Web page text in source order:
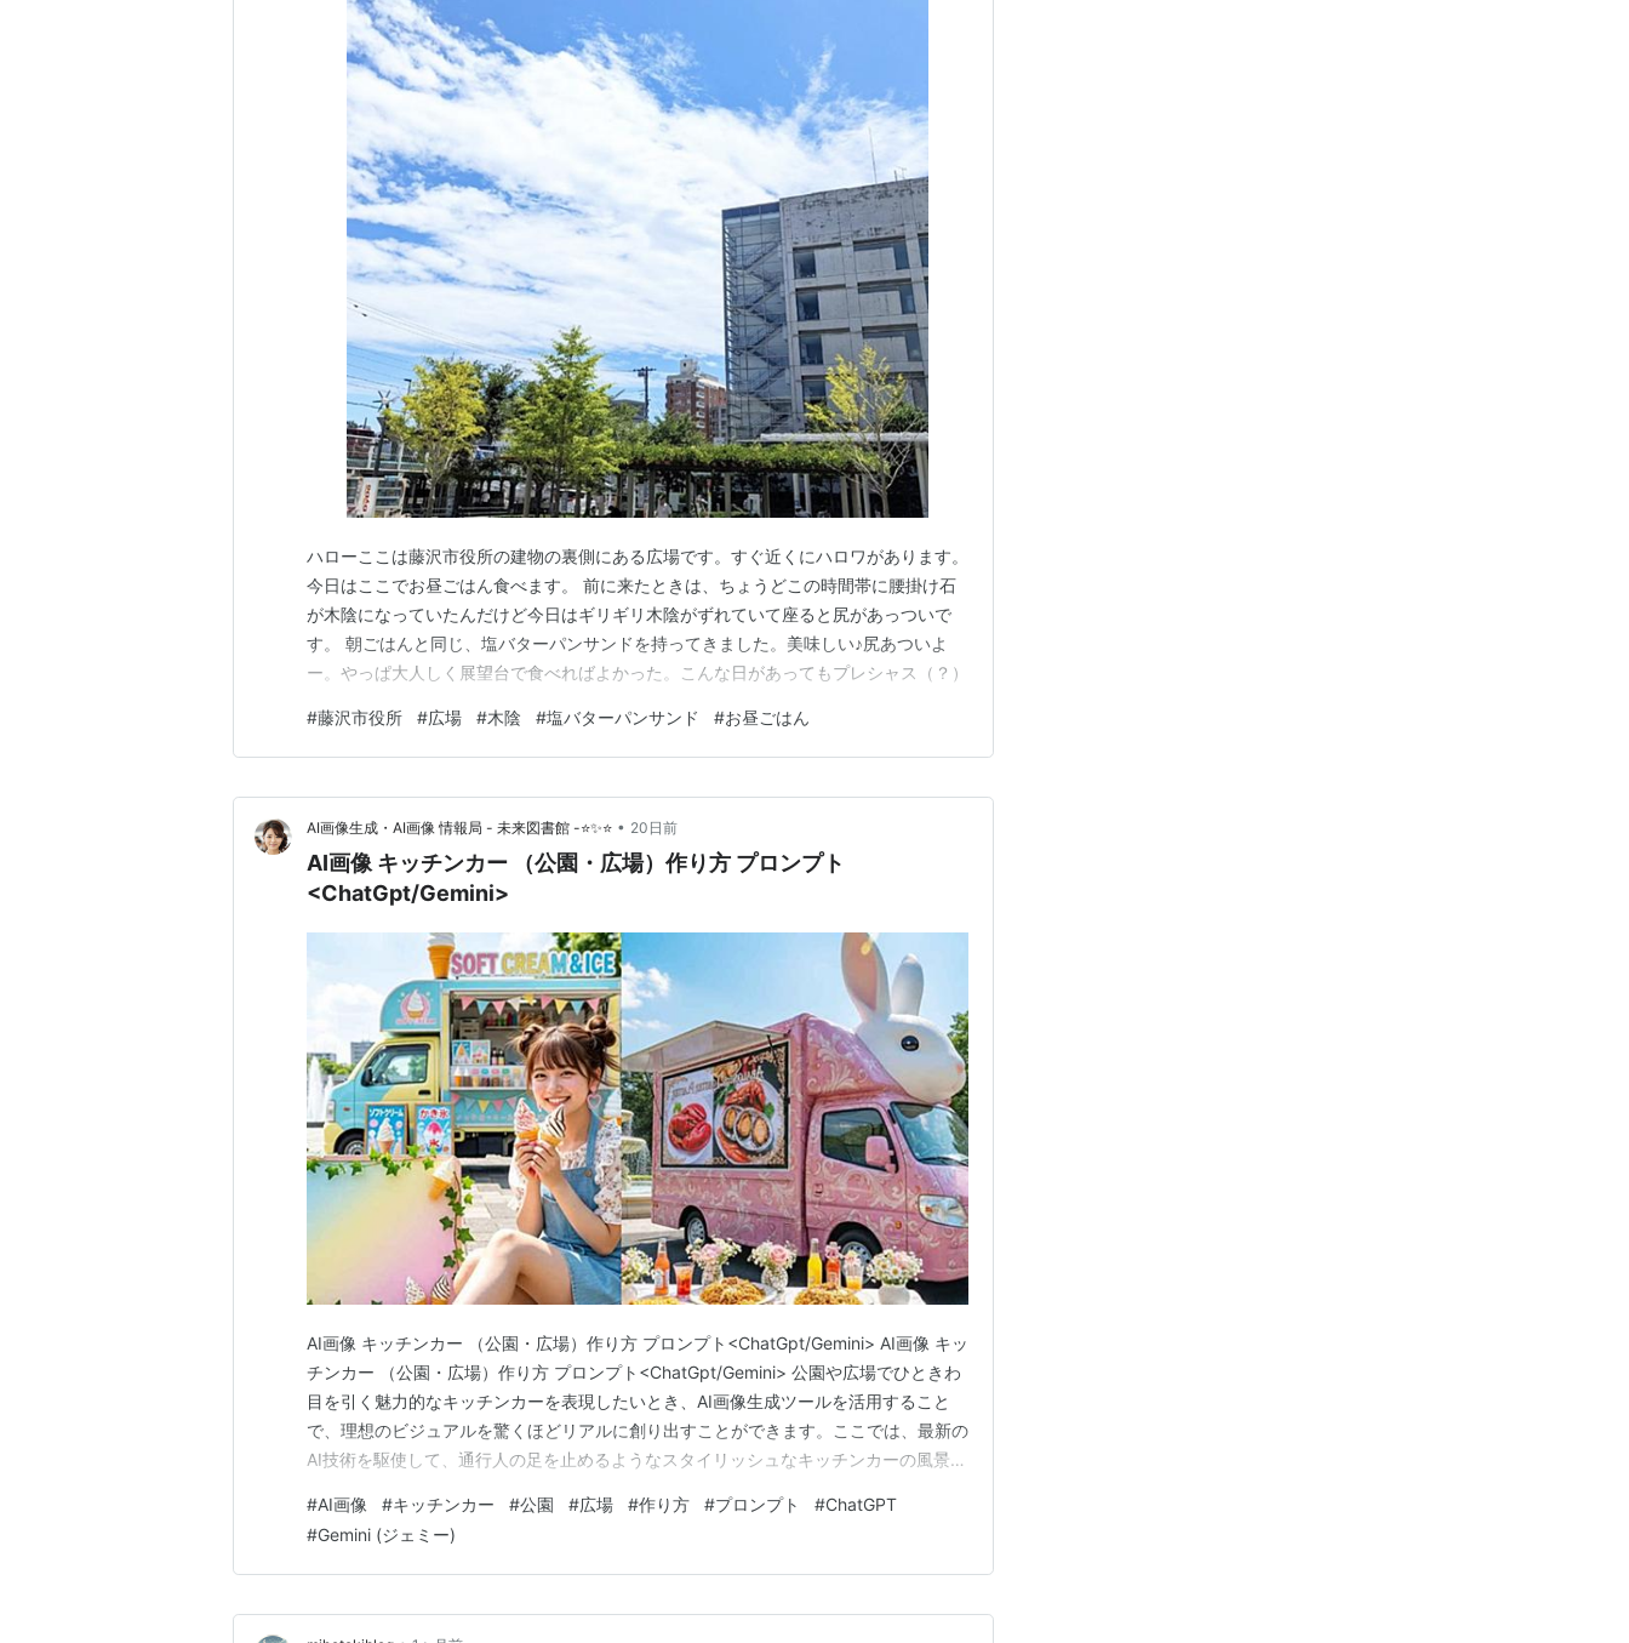
ハローここは藤沢市役所の建物の裏側にある広場です。すぐ近くにハロワがあります。
今日はここでお昼ごはん食べます。 前に来たときは、ちょうどこの時間帯に腰掛け石
が木陰になっていたんだけど今日はギリギリ木陰がずれていて座ると尻があっついで
す。 朝ごはんと同じ、塩バターパンサンドを持ってきました。美味しい♪尻あついよ
ー。やっぱ大人しく展望台で食べればよかった。こんな日があってもプレシャス（？）
#藤沢市役所 #広場 #木陰 #塩バターパンサンド #お昼ごはん
AI画像生成・AI画像 情報局 - 未来図書館 -⭐✨⭐ • 20日前
AI画像 キッチンカー （公園・広場）作り方 プロンプト
<ChatGpt/Gemini>
AI画像 キッチンカー （公園・広場）作り方 プロンプト<ChatGpt/Gemini> AI画像 キッ
チンカー （公園・広場）作り方 プロンプト<ChatGpt/Gemini> 公園や広場でひときわ
目を引く魅力的なキッチンカーを表現したいとき、AI画像生成ツールを活用すること
で、理想のビジュアルを驚くほどリアルに創り出すことができます。ここでは、最新の
AI技術を駆使して、通行人の足を止めるようなスタイリッシュなキッチンカーの風景を
ンカーのある風景を創る魅力 公園や広場という開放的なロケーションにおいて、キッ
チンカ…
#AI画像 #キッチンカー #公園 #広場 #作り方 #プロンプト #ChatGPT
#Gemini (ジェミー)